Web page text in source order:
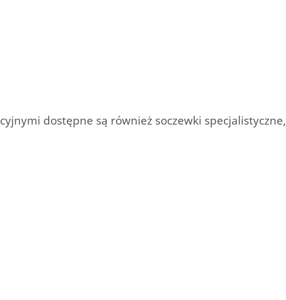
dostępne są również soczewki specjalistyczne,